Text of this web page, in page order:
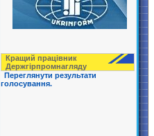
Кращий працівник
Держгірпрoмнагляду
Переглянути результати
голосування.